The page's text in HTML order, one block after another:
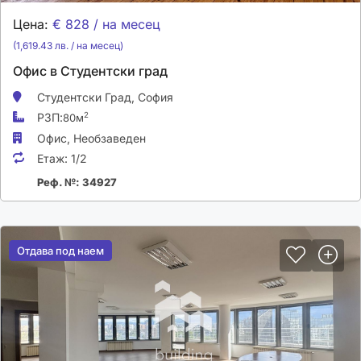
Цена: € 828 / на месец
(1,619.43 лв. / на месец)
Офис в Студентски град
Студентски Град, София
РЗП:80м2
Офис, Необзаведен
Етаж: 1/2
Реф. №: 34927
Отдава под наем
Отдава под наем